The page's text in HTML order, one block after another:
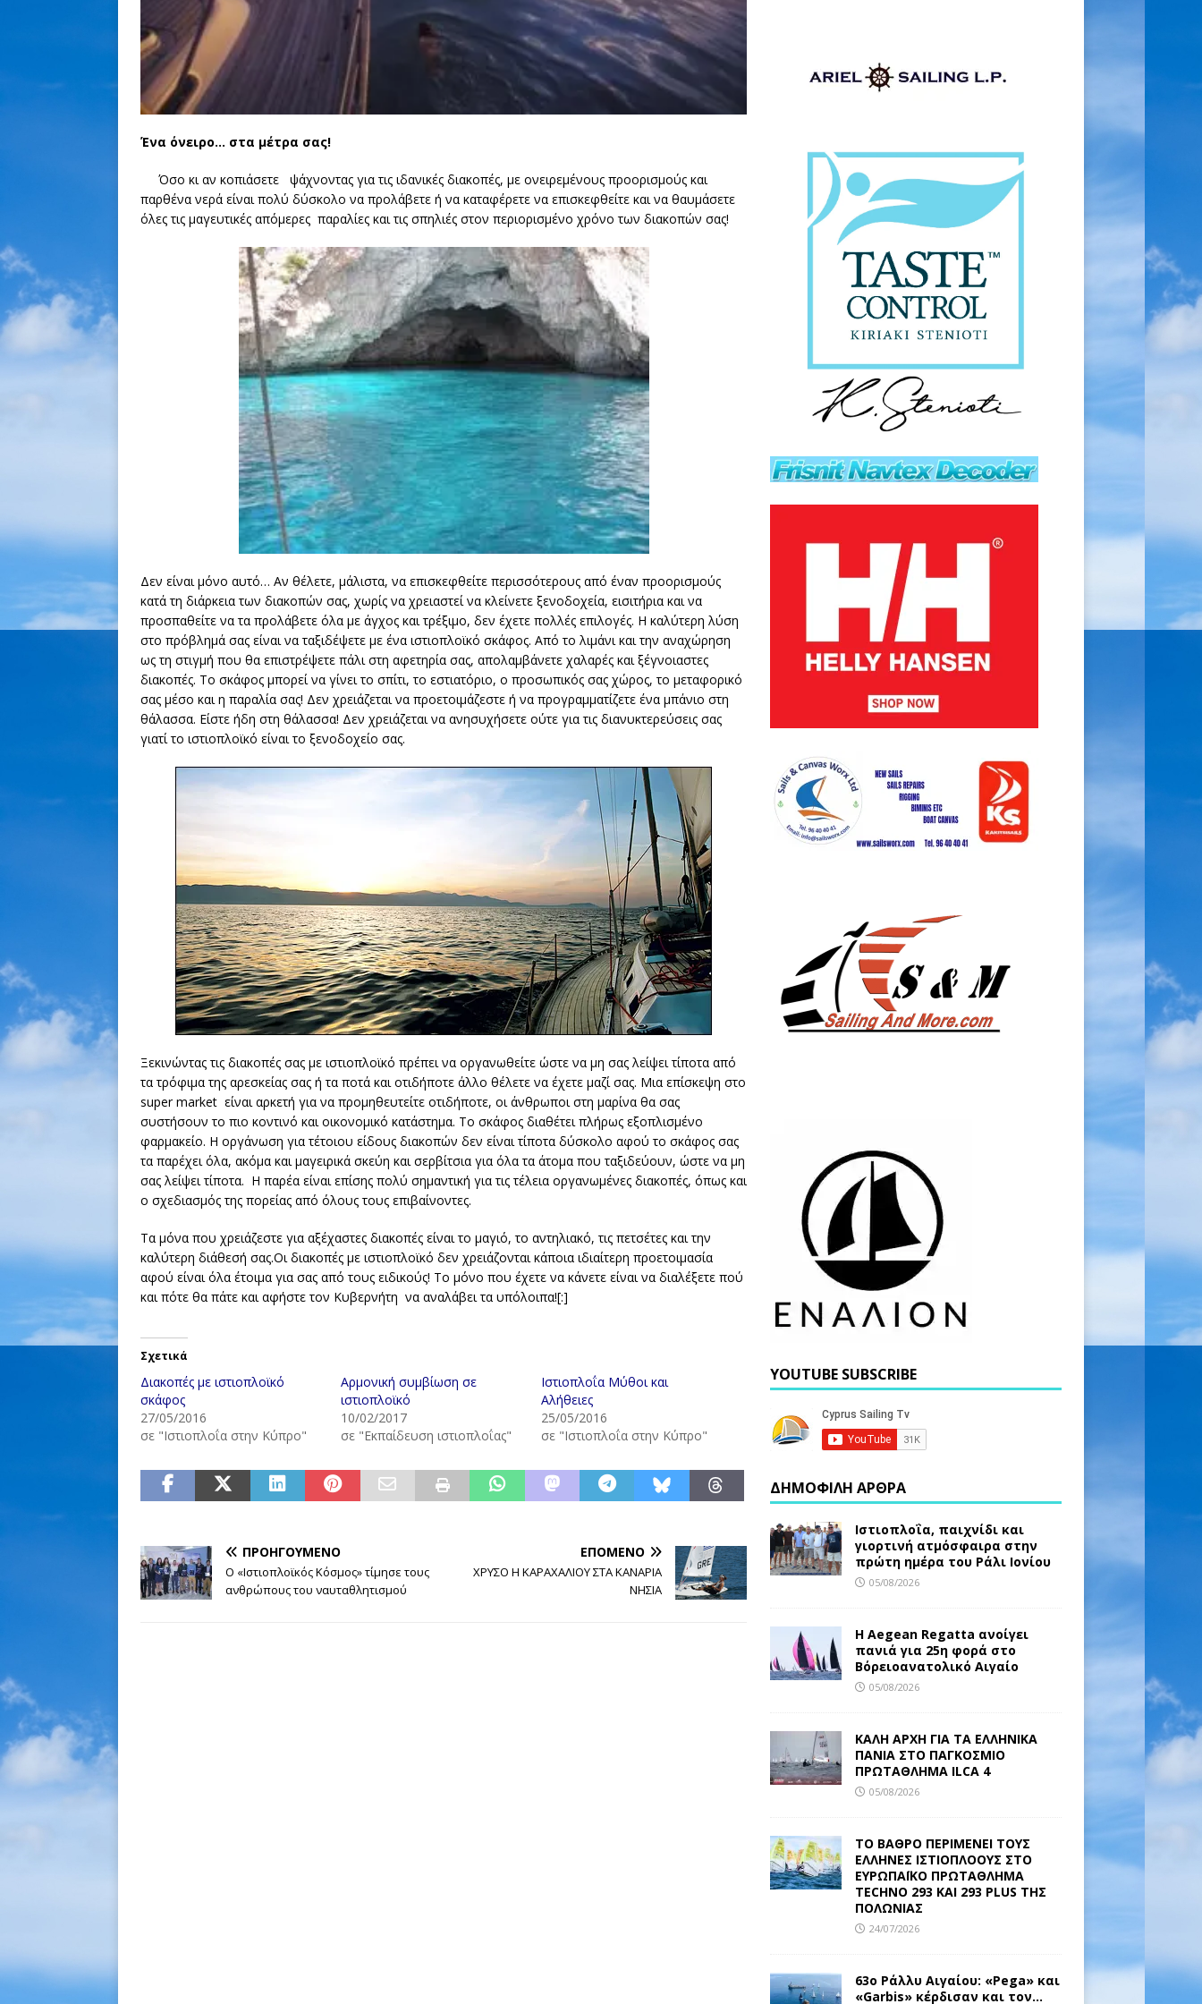
Ένα όνειρο… στα μέτρα σας!
Όσο κι αν κοπιάσετε ψάχνοντας για τις ιδανικές διακοπές, με ονειρεμένους προορισμούς και
παρθένα νερά είναι πολύ δύσκολο να προλάβετε ή να καταφέρετε να επισκεφθείτε και να θαυμάσετε
όλες τις μαγευτικές απόμερες παραλίες και τις σπηλιές στον περιορισμένο χρόνο των διακοπών σας!
Δεν είναι μόνο αυτό… Αν θέλετε, μάλιστα, να επισκεφθείτε περισσότερους από έναν προορισμούς
κατά τη διάρκεια των διακοπών σας, χωρίς να χρειαστεί να κλείνετε ξενοδοχεία, εισιτήρια και να
προσπαθείτε να τα προλάβετε όλα με άγχος και τρέξιμο, δεν έχετε πολλές επιλογές. Η καλύτερη λύση
στο πρόβλημά σας είναι να ταξιδέψετε με ένα ιστιοπλοϊκό σκάφος. Από το λιμάνι και την αναχώρηση
ως τη στιγμή που θα επιστρέψετε πάλι στη αφετηρία σας, απολαμβάνετε χαλαρές και ξέγνοιαστες
διακοπές. Το σκάφος μπορεί να γίνει το σπίτι, το εστιατόριo, ο προσωπικός σας χώρος, το μεταφορικό
σας μέσο και η παραλία σας! Δεν χρειάζεται να προετοιμάζεστε ή να προγραμματίζετε ένα μπάνιο στη
θάλασσα. Είστε ήδη στη θάλασσα! Δεν χρειάζεται να ανησυχήσετε ούτε για τις διανυκτερεύσεις σας
γιατί το ιστιοπλοϊκό είναι το ξενοδοχείο σας.
Ξεκινώντας τις διακοπές σας με ιστιοπλοϊκό πρέπει να οργανωθείτε ώστε να μη σας λείψει τίποτα από
τα τρόφιμα της αρεσκείας σας ή τα ποτά και οτιδήποτε άλλο θέλετε να έχετε μαζί σας. Μια επίσκεψη στο
super market είναι αρκετή για να προμηθευτείτε οτιδήποτε, οι άνθρωποι στη μαρίνα θα σας
συστήσουν το πιο κοντινό και οικονομικό κατάστημα. Το σκάφος διαθέτει πλήρως εξοπλισμένο
φαρμακείο. Η οργάνωση για τέτοιου είδους διακοπών δεν είναι τίποτα δύσκολο αφού το σκάφος σας
τα παρέχει όλα, ακόμα και μαγειρικά σκεύη και σερβίτσια για όλα τα άτομα που ταξιδεύουν, ώστε να μη
σας λείψει τίποτα. Η παρέα είναι επίσης πολύ σημαντική για τις τέλεια οργανωμένες διακοπές, όπως και
ο σχεδιασμός της πορείας από όλους τους επιβαίνοντες.
Τα μόνα που χρειάζεστε για αξέχαστες διακοπές είναι το μαγιό, το αντηλιακό, τις πετσέτες και την
καλύτερη διάθεσή σας.Οι διακοπές με ιστιοπλοϊκό δεν χρειάζονται κάποια ιδιαίτερη προετοιμασία
αφού είναι όλα έτοιμα για σας από τους ειδικούς! Το μόνο που έχετε να κάνετε είναι να διαλέξετε πού
και πότε θα πάτε και αφήστε τον Κυβερνήτη να αναλάβει τα υπόλοιπα![:]
Σχετικά
Διακοπές με ιστιοπλοϊκό
σκάφος
27/05/2016
σε "Ιστιοπλοΐα στην Κύπρο"
Αρμονική συμβίωση σε
ιστιοπλοϊκό
10/02/2017
σε "Εκπαίδευση ιστιοπλοΐας"
Ιστιοπλοΐα Μύθοι και
Αλήθειες
25/05/2016
σε "Ιστιοπλοΐα στην Κύπρο"
ΠΡΟΗΓΟΎΜΕΝΟ
Ο «Ιστιοπλοϊκός Κόσμος» τίμησε τους
ανθρώπους του ναυταθλητισμού
ΕΠΌΜΕΝΟ
ΧΡΥΣΟ Η ΚΑΡΑΧΑΛΙΟΥ ΣΤΑ ΚΑΝΑΡΙΑ
ΝΗΣΙΑ
YOUTUBE SUBSCRIBE
ΔΗΜΟΦΙΛΗ ΑΡΘΡΑ
Ιστιοπλοΐα, παιχνίδι και
γιορτινή ατμόσφαιρα στην
πρώτη ημέρα του Ράλι Ιονίου
05/08/2026
Η Aegean Regatta ανοίγει
πανιά για 25η φορά στο
Βόρειοανατολικό Αιγαίο
05/08/2026
ΚΑΛΗ ΑΡΧΗ ΓΙΑ ΤΑ ΕΛΛΗΝΙΚΑ
ΠΑΝΙΑ ΣΤΟ ΠΑΓΚΟΣΜΙΟ
ΠΡΩΤΑΘΛΗΜΑ ILCA 4
05/08/2026
ΤΟ ΒΑΘΡΟ ΠΕΡΙΜΕΝΕΙ ΤΟΥΣ
ΕΛΛΗΝΕΣ ΙΣΤΙΟΠΛΟΟΥΣ ΣΤΟ
ΕΥΡΩΠΑΪΚΟ ΠΡΩΤΑΘΛΗΜΑ
TECHNO 293 ΚΑΙ 293 PLUS ΤΗΣ
ΠΟΛΩΝΙΑΣ
24/07/2026
63ο Ράλλυ Αιγαίου: «Pega» και
«Garbis» κέρδισαν και τον…